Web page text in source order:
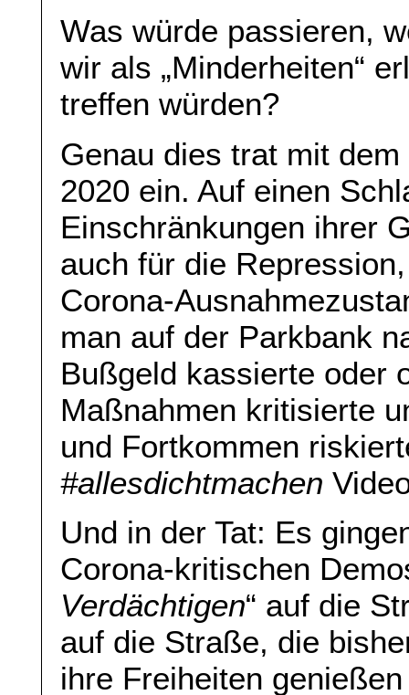
Was würde passieren,
wir als „Minderheiten“
treffen würden?
Genau dies trat mit
2020 ein. Auf einen
Einschränkungen ihrer
auch für die
Corona-
man auf der Parkbank
Bußgeld kassierte oder
Maßnahmen kritisierte
und Fortkommen
#allesdichtmachen
Und in der Tat: Es
Corona-kritischen
Verdächtigen“ auf die
auf die Straße, die
ihre Freiheiten